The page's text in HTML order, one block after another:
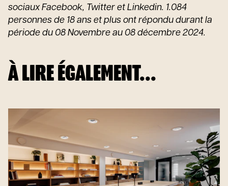
sociaux Facebook, Twitter et Linkedin. 1.084
personnes de 18 ans et plus ont répondu durant la
période du 08 Novembre au 08 décembre 2024.
À LIRE ÉGALEMENT...